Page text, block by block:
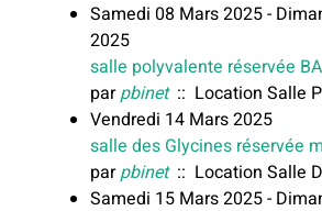
Samedi 08 Mars 2025 -
2025
salle polyvalente réservée BA
parpbinet:: Location Salle
Vendredi 14 Mars 2025
salle des Glycines réservée
parpbinet:: Location Salle
Samedi 15 Mars 2025 -